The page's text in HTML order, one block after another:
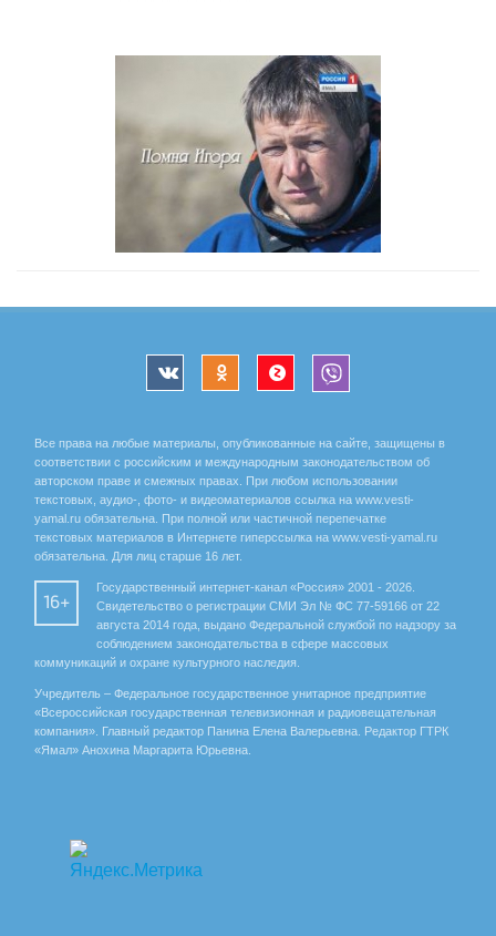
Все права на любые материалы, опубликованные на сайте, защищены в
соответствии с российским и международным законодательством об
авторском праве и смежных правах. При любом использовании
текстовых, аудио-, фото- и видеоматериалов ссылка на www.vesti-
yamal.ru обязательна. При полной или частичной перепечатке
текстовых материалов в Интернете гиперссылка на www.vesti-yamal.ru
обязательна. Для лиц старше 16 лет.
16+
Государственный интернет-канал «Россия» 2001 - 2026.
Свидетельство о регистрации СМИ Эл № ФС 77-59166 от 22
августа 2014 года, выдано Федеральной службой по надзору за
соблюдением законодательства в сфере массовых
коммуникаций и охране культурного наследия.
Учредитель – Федеральное государственное унитарное предприятие
«Всероссийская государственная телевизионная и радиовещательная
компания». Главный редактор Панина Елена Валерьевна. Редактор ГТРК
«Ямал» Анохина Маргарита Юрьевна.